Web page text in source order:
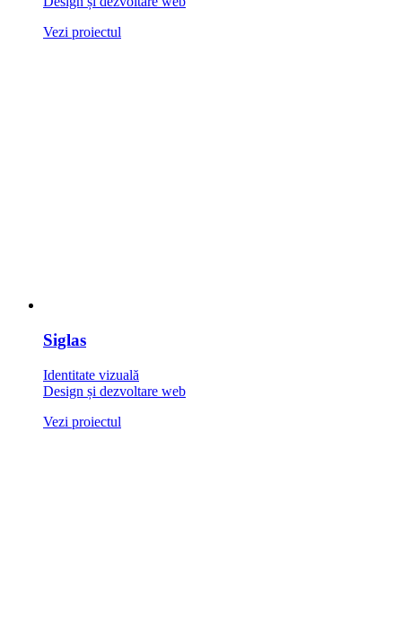
Vezi proiectul
Siglas
Identitate vizuală
Design și dezvoltare web
Vezi proiectul